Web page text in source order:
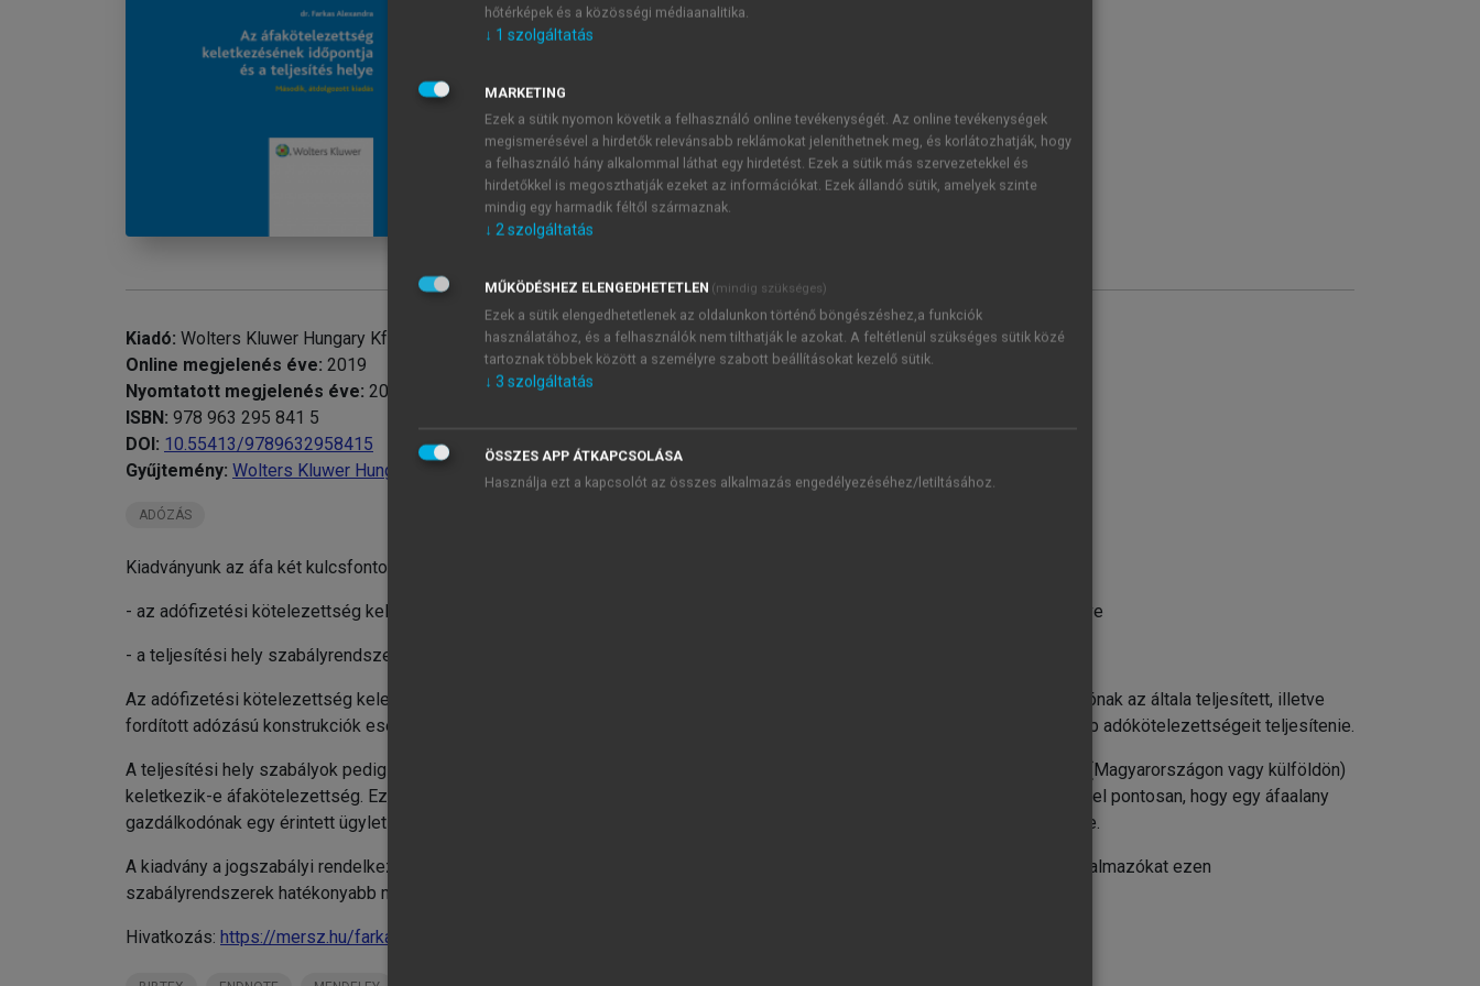
Az áfakötelezettség keletkezésének időpontja
A teljesítési hely szabályai az áfa rendszerében
Kiadó: Wolters Kluwer Hungary Kft.
Online megjelenés éve: 2019
Nyomtatott megjelenés éve: 2017
ISBN: 978 963 295 841 5
DOI: 10.55413/9789632958415
Gyűjtemény: Wolters Kluwer Hungary
ADÓZÁS
Kiadványunk az áfa két kulcsfontosságú területét dolgozza fel:
- az adófizetési kötelezettség keletkezésének időpontjára (ezen belül a teljesítési időpontokra) vonatkozó szabályokat, illetve
- a teljesítési hely szabályrendszerét.
Az adófizetési kötelezettség keletkezésének napjára vonatkozó szabályok rendelkeznek arról, hogy egy áfaalany gazdálkodónak az általa teljesített, illetve
fordított adózású konstrukciók esetén az általa megrendelt ügylet után milyen időponttal kell az áfát megfizetnie, illetve egyéb adókötelezettségeit teljesítenie.
A teljesítési hely szabályok pedig azt rendezik, hogy egy adott, hozzáadottérték-adózás alá eső ügylet után mely országban (Magyarországon vagy külföldön)
keletkezik-e áfakötelezettség. Ez utóbbi kérdéskör azért is kiemelt jelentőségű, mert ezen szabályok ismeretében dönthető el pontosan, hogy egy áfaalany
gazdálkodónak egy érintett ügylet vonatkozásában van-e egyáltalán Magyarországon teljesítendő forgalmi adókötelezettsége.
A kiadvány a jogszabályi rendelkezések részletes, magyarázatokkal tűzdelt ismertetésén túl számos példával segíti a jogalkalmazókat ezen
szabályrendszerek hatékonyabb megértésében és kezelésében.
Hivatkozás: https://mersz.hu/farkas-az-afa-kotelezettseg-keletkezesenek-idopontja-es-a-teljesites-helye//
hőtérképek és a közösségi médiaanalitika.
↓ 1 szolgáltatás
MARKETING
Ezek a sütik nyomon követik a felhasználó online tevékenységét. Az online tevékenységek
megismerésével a hirdetők relevánsabb reklámokat jeleníthetnek meg, és korlátozhatják, hogy
a felhasználó hány alkalommal láthat egy hirdetést. Ezek a sütik más szervezetekkel és
hirdetőkkel is megoszthatják ezeket az információkat. Ezek állandó sütik, amelyek szinte
mindig egy harmadik féltől származnak.
↓ 2szolgáltatás
MŰKÖDÉSHEZ ELENGEDHETETLEN (mindig szükséges)
Ezek a sütik elengedhetetlenek az oldalunkon történő böngészéshez,a funkciók
használatához, és a felhasználók nem tilthatják le azokat. A feltétlenül szükséges sütik közé
tartoznak többek között a személyre szabott beállításokat kezelő sütik.
↓ 3 szolgáltatás
ÖSSZES APP ÁTKAPCSOLÁSA
Használja ezt a kapcsolót az összes alkalmazás engedélyezéséhez/letiltásához.